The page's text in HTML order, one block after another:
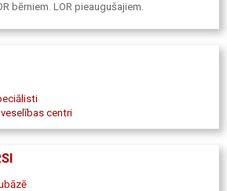
bērniem. LOR pieaugušajiem.
centri